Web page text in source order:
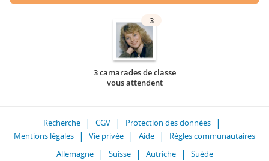
3
3 camarades de classe
vous attendent
Recherche CGV
Protection des données
Mentions légales
Vie privée Aide
Règles communautaires
Allemagne
Suisse Autriche Suède